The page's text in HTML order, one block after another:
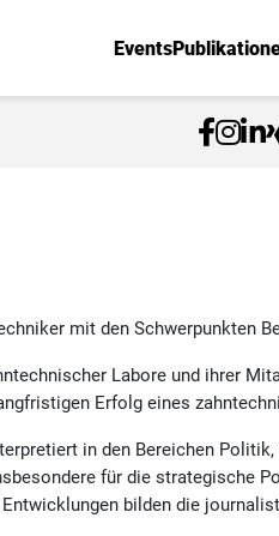
Events
mit den Schwerpunkten
Labore und ihrer
Erfolg eines
in den Bereichen
für die strategische
bilden die